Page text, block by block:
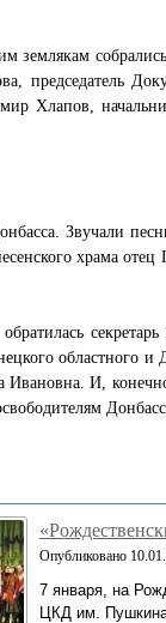
председатель
Хлапов,
Звучали
храма
областного
И,
Опубликовано
7 января, на
ЦКД им.